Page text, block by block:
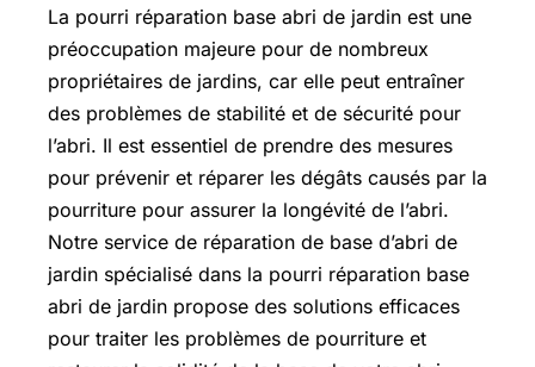
La pourri réparation base abri de jardin est une
préoccupation majeure pour de nombreux
propriétaires de jardins, car elle peut entraîner
des problèmes de stabilité et de sécurité pour
l’abri. Il est essentiel de prendre des mesures
pour prévenir et réparer les dégâts causés par la
pourriture pour assurer la longévité de l’abri.
Notre service de réparation de base d’abri de
jardin spécialisé dans la pourri réparation base
abri de jardin propose des solutions efficaces
pour traiter les problèmes de pourriture et